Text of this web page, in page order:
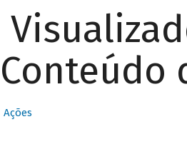
Conteúdo
Ações